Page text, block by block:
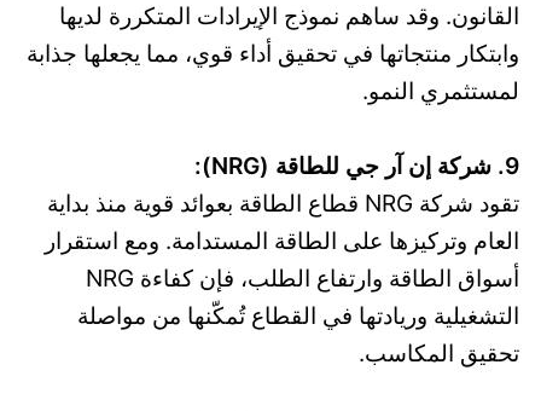
القانون. وقد ساهم نموذج الإيرادات المتكررة لديها
وابتكار منتجاتها في تحقيق أداء قوي، مما يجعلها جذابة
لمستثمري النمو.
9. شركة إن آر جي للطاقة (NRG):
تقود شركة NRG قطاع الطاقة بعوائد قوية منذ بداية
العام وتركيزها على الطاقة المستدامة. ومع استقرار
أسواق الطاقة وارتفاع الطلب، فإن كفاءة NRG
التشغيلية وريادتها في القطاع تُمكّنها من مواصلة
تحقيق المكاسب.